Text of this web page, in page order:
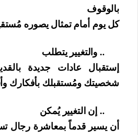
بالوقوف
كل يوم أمام تمثال يصوره
.. والتغيير يتطلب
إستقبال عادات جديدة
شخصيتك ومُستقبلك بأفكارك
.. إن التغيير يُمكن
أن يسير قدماً بمعاشرة رجال